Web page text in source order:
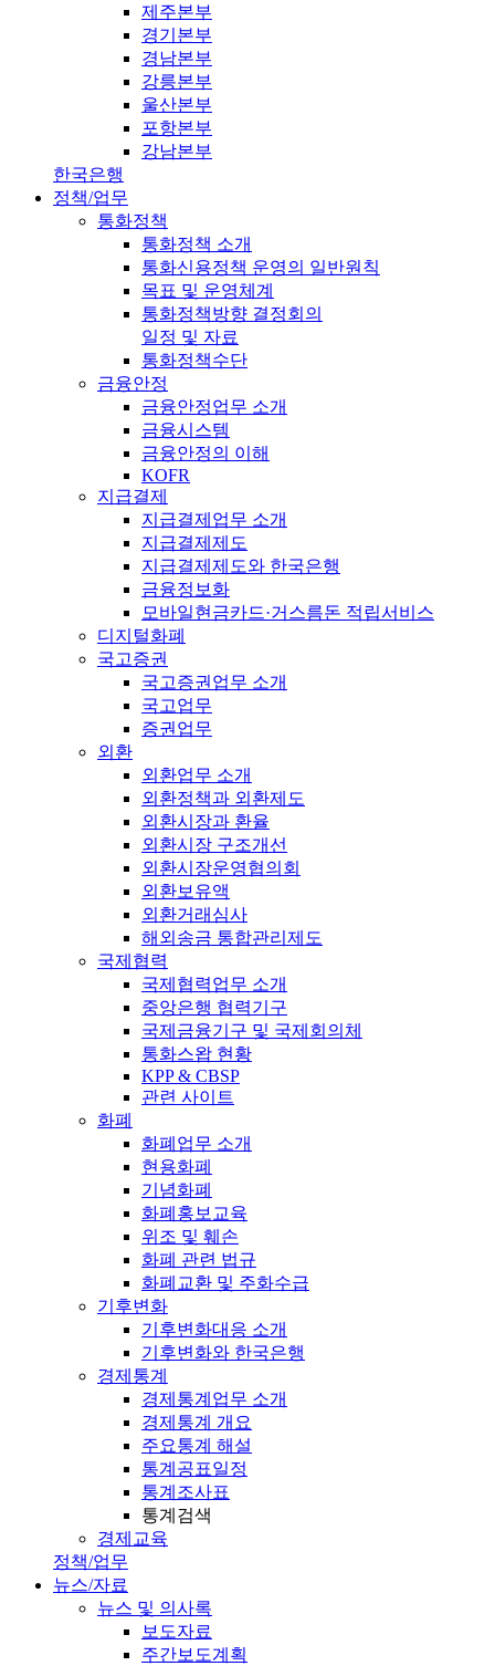
제주본부
경기본부
경남본부
강릉본부
울산본부
포항본부
강남본부
한국은행
정책/업무
통화정책
통화정책 소개
통화신용정책 운영의 일반원칙
목표 및 운영체계
통화정책방향 결정회의
일정 및 자료
통화정책수단
금융안정
금융안정업무 소개
금융시스템
금융안정의 이해
KOFR
지급결제
지급결제업무 소개
지급결제제도
지급결제제도와 한국은행
금융정보화
모바일현금카드·거스름돈 적립서비스
디지털화폐
국고증권
국고증권업무 소개
국고업무
증권업무
외환
외환업무 소개
외환정책과 외환제도
외환시장과 환율
외환시장 구조개선
외환시장운영협의회
외환보유액
외환거래심사
해외송금 통합관리제도
국제협력
국제협력업무 소개
중앙은행 협력기구
국제금융기구 및 국제회의체
통화스왑 현황
KPP & CBSP
관련 사이트
화폐
화폐업무 소개
현용화폐
기념화폐
화폐홍보교육
위조 및 훼손
화폐 관련 법규
화폐교환 및 주화수급
기후변화
기후변화대응 소개
기후변화와 한국은행
경제통계
경제통계업무 소개
경제통계 개요
주요통계 해설
통계공표일정
통계조사표
통계검색
경제교육
정책/업무
뉴스/자료
뉴스 및 의사록
보도자료
주간보도계획